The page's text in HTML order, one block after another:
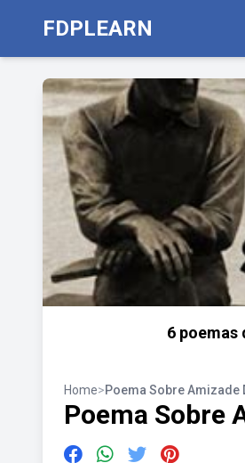
FDPLEARN
6 poemas
Home>Poema Sobre Amizade
Poema Sobre